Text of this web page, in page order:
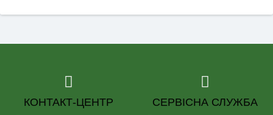
КОНТАКТ-ЦЕНТР СЕРВІСНА СЛУЖБА